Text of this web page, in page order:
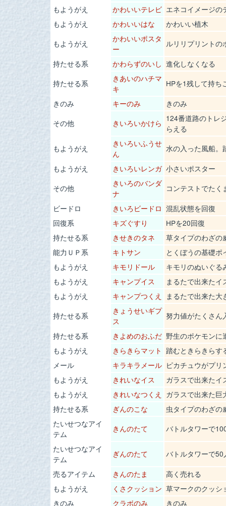
もようがえ
かわいいテレビ エネコイメージの
もようがえ
かわいいはな
かわいい植木
もようがえ
かわいいポスタ
ー
ルリリプリントの
持たせる系
かわらずのいし 進化しなくなる
持たせる系
きあいのハチマ
キ
HPを1残して持ち
きのみ
キーのみ
きのみ
その他
きいろいかけら 124番道路のトレ
らえる
もようがえ
きいろいふうせ
ん
水の入った風船。
もようがえ
きいろいレンガ 小さいポスター
その他
きいろのバンダ
ナ
コンテストでたく
ビードロ
きいろビードロ 混乱状態を回復
回復系
キズぐすり
HPを20回復
持たせる系
きせきのタネ
草タイプのわざの
能力ＵＰ系
キトサン
とくぼうの基礎ポ
もようがえ
キモリドール
キモリのぬいぐる
もようがえ
キャンプイス
まるたで出来たイ
もようがえ
キャンプつくえ
まるたで出来た大
持たせる系
きょうせいギプ
ス
努力値がたくさん
持たせる系
きよめのおふだ 野生のポケモンに
もようがえ
きらきらマット 踏むときらきらす
メール
キラキラメール ピカチュウがプリ
もようがえ
きれいなイス
ガラスで出来たイ
もようがえ
きれいなつくえ
ガラスで出来た巨
持たせる系
ぎんのこな
虫タイプのわざの
たいせつなアイ
テム
きんのたて
バトルタワーで
たいせつなアイ
テム
ぎんのたて
バトルタワーで
売るアイテム
きんのたま
高く売れる
もようがえ
くさクッション 草マークのクッシ
きのみ
クラボのみ きのみ